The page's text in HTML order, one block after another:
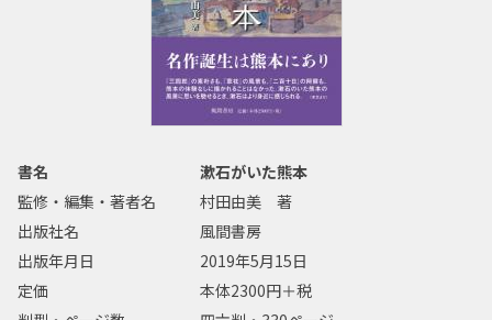
書名
漱石がいた熊本
監修・編集・著者名
村田由美 著
出版社名
風間書房
出版年月日
2019年5月15日
定価
本体2300円＋税